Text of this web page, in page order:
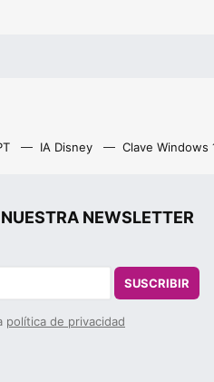
IA Disney Clave Windows
NEWSLETTER
SUSCRIBIR
política de privacidad